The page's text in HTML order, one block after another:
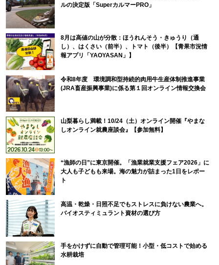
ルの決定版「SuperカルマーPRO」
8月は高値の山が分散：ほうれんそう・きゅうり（通
し）、はくさい（前半）、トマト（後半）【青果市況情
報アプリ「YAOYASAN」】
令和8年度 環境調和型持続的肉用牛生産体制推進事業
(JRA畜産振興事業)に係る第１回オンライン情報交換会
山梨暮らし満載！10/24（土）オンライン開催『やまな
しオンライン就農座談会』【参加無料】
“漁師の日”に東京開催。「漁業就業支援フェア2026」に
大人も子どもも来場。海の魅力が詰まった1日をレポー
ト
高温・乾燥・日照不足でもストレスに負けない農業へ。
バイオスティミュラント資材の選び方
手をかけずに自動で管理可能！小型・低コストで始める
水耕栽培